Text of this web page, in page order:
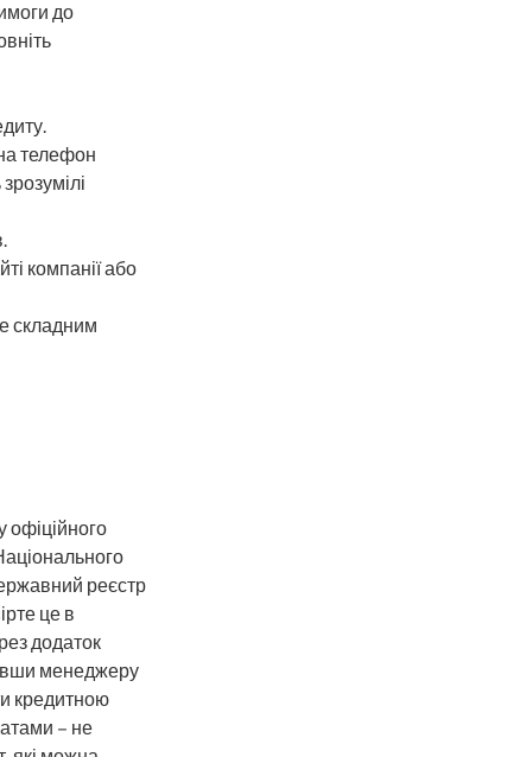
до
телефон
компанії або
складним
офіційного
реєстр
це в
додаток
менеджеру
кредитною
– не